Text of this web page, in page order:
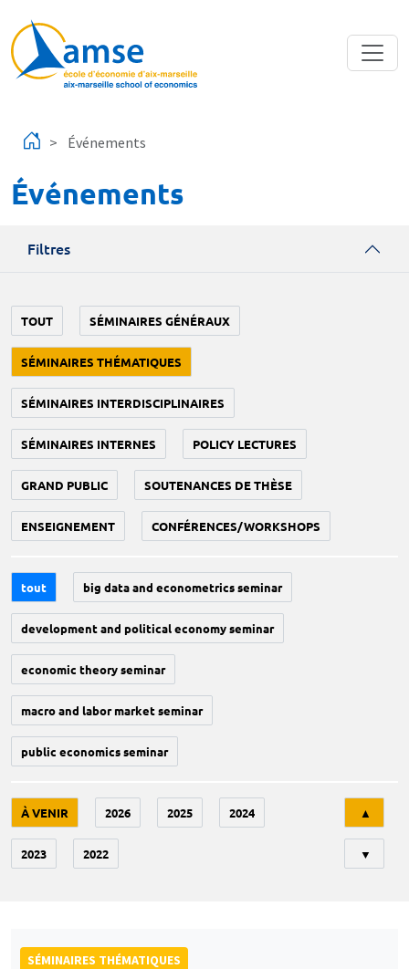
Événements
Événements
Filtres
TOUT SÉMINAIRES GÉNÉRAUX
SÉMINAIRES THÉMATIQUES
SÉMINAIRES INTERDISCIPLINAIRES
SÉMINAIRES INTERNES POLICY LECTURES
GRAND PUBLIC SOUTENANCES DE THÈSE
ENSEIGNEMENT CONFÉRENCES/WORKSHOPS
tout big data and econometrics seminar
development and political economy seminar
economic theory seminar
macro and labor market seminar
public economics seminar
À VENIR 2026 2025 2024
2023 2022
▲
▼
SÉMINAIRES THÉMATIQUES